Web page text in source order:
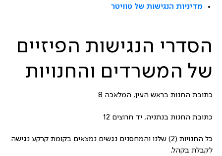
מדיניות הנגישות של טוויטר
הסדרי הנגישות הפיזיים
של המשרדים והחנויות
כתובת החנות בראש העין, המלאכה 8
כתובת החנות בנתניה, יד חרוצים 12
כל החנויות (2) שלנו והמחסנים נגשים נמצאים בקומת קרקע נגישה
לקבלת בקהל.